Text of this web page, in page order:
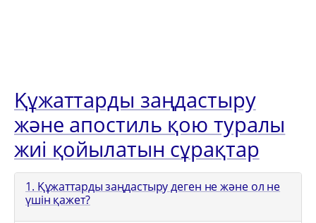
Құжаттарды заңдастыру
және апостиль қою туралы
жиі қойылатын сұрақтар
1. Құжаттарды заңдастыру деген не және ол не
үшін қажет?